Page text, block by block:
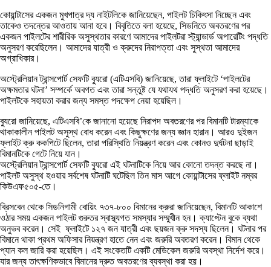
কোয়ান্টাসের একজন মুখপাত্র দ্য নাইটলিকে জানিয়েছেন, পাইলট চিকিৎসা নিচ্ছেন এবং
তাকেও তদন্তের আওতায় আনা হবে। বিবৃতিতে বলা হয়েছে, সিডনিতে অবতরণের পর
একজন পাইলটের শারীরিক অসুস্থতার কারণে আমাদের পাইলটরা স্ট্যান্ডার্ড অপারেটিং পদ্ধতি
অনুসরণ করেছিলেন। আমাদের যাত্রী ও ক্রুদের নিরাপত্তা এবং সুস্থতা আমাদের
অগ্রাধিকার।
অস্ট্রেলিয়ান ট্রান্সপোর্ট সেফটি ব্যুরো (এটিএসবি) জানিয়েছে, তারা ফ্লাইটে ‘পাইলটের
অক্ষমতার ঘটনা’ সম্পর্কে অবগত এবং তারা সন্তুষ্ট যে যথাযথ পদ্ধতি অনুসরণ করা হয়েছে।
পাইলটকে সহায়তা করার জন্য সমস্ত পদক্ষেপ নেয়া হয়েছিল।
ব্যুরো জানিয়েছে, এটিএসবি’কে জানানো হয়েছে নিরাপদ অবতরণের পর বিমানটি টারম্যাকে
থাকাকালীন পাইলট অসুস্থ বোধ করেন এবং কিছুক্ষণের জন্য জ্ঞান হারান। আরও দুইজন
ফ্লাইট ক্রু ককপিটে ছিলেন, তারা পরিস্থিতি নিয়ন্ত্রণ করেন এবং কোনও দুর্ঘটনা ছাড়াই
বিমানটিকে গেটে নিয়ে যান।
অস্ট্রেলিয়ান ট্রান্সপোর্ট সেফটি ব্যুরো এই ঘটনাটিকে নিয়ে আর কোনো তদন্ত করছে না।
পাইলট অসুস্থ হওয়ার সর্বশেষ ঘটনাটি ঘটেছিল তিন মাস আগে কোয়ান্টাসের ফ্লাইট নম্বর
কিউএফ৫০৫-তে।
ব্রিসবেন থেকে সিডনিগামী বোয়িং ৭৩৭-৮০০ বিমানের ক্রুরা জানিয়েছেন, বিমানটি আকাশে
ওঠার সময় একজন পাইলট গুরুতর স্বাস্থ্যগত সমস্যার সম্মুখীন হন। ক্যাপ্টেন বুকে ব্যথা
অনুভব করেন। সেই ফ্লাইটে ১২৭ জন যাত্রী এবং ছয়জন ক্রু সদস্য ছিলেন। ঘটনার পর
বিমানে থাকা প্রথম অফিসার নিয়ন্ত্রণ হাতে নেন এবং জরুরি অবতরণ করেন। বিমান থেকে
প্যান কল জারি করা হয়েছিল। এই সংকেতটি একটি মেডিকেল জরুরি অবস্থা নির্দেশ করে।
যার জন্য তাৎক্ষণিকভাবে বিমানের দ্রুত অবতরণের ব্যবস্থা করা হয়।